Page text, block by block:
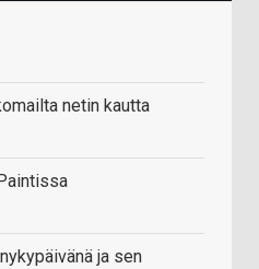
netin kautta
ja sen